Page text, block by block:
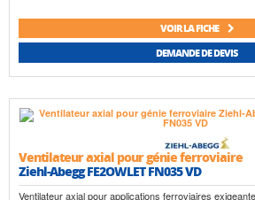
VOIR LA FICHE
DEMANDE DE DEVIS
Ventilateur axial pour génie ferroviaire
Ziehl-Abegg FE2OWLET FN035 VD
Ventilateur axial pour applications ferroviaires